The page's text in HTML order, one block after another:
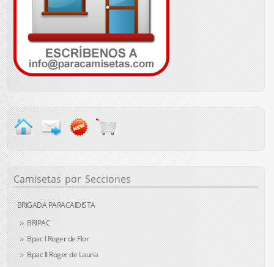
Camisetas por Secciones
BRIGADA PARACAIDISTA
BRIPAC
Bpac I Roger de Flor
Bpac II Roger de Lauria